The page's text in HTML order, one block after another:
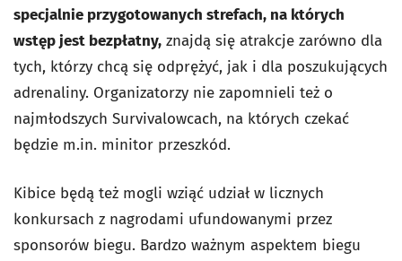
specjalnie przygotowanych strefach, na których
wstęp jest bezpłatny, znajdą się atrakcje zarówno dla
tych, którzy chcą się odprężyć, jak i dla poszukujących
adrenaliny. Organizatorzy nie zapomnieli też o
najmłodszych Survivalowcach, na których czekać
będzie m.in. minitor przeszkód.
Kibice będą też mogli wziąć udział w licznych
konkursach z nagrodami ufundowanymi przez
sponsorów biegu. Bardzo ważnym aspektem biegu